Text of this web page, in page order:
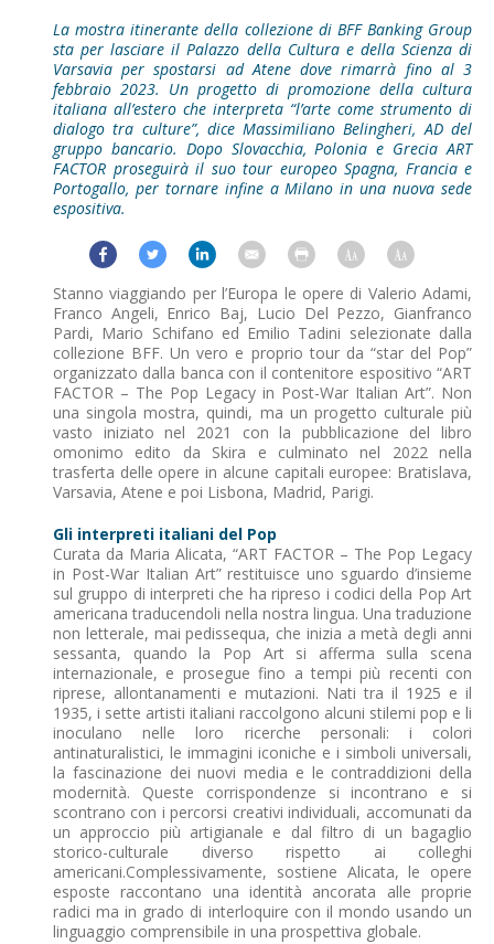
La mostra itinerante della collezione di BFF Banking Group
sta per lasciare il Palazzo della Cultura e della Scienza di
Varsavia per spostarsi ad Atene dove rimarrà fino al 3
febbraio 2023. Un progetto di promozione della cultura
italiana all’estero che interpreta “l’arte come strumento di
dialogo tra culture”, dice Massimiliano Belingheri, AD del
gruppo bancario. Dopo Slovacchia, Polonia e Grecia ART
FACTOR proseguirà il suo tour europeo Spagna, Francia e
Portogallo, per tornare infine a Milano in una nuova sede
espositiva.
Stanno viaggiando per l’Europa le opere di Valerio Adami,
Franco Angeli, Enrico Baj, Lucio Del Pezzo, Gianfranco
Pardi, Mario Schifano ed Emilio Tadini selezionate dalla
collezione BFF. Un vero e proprio tour da “star del Pop”
organizzato dalla banca con il contenitore espositivo “ART
FACTOR – The Pop Legacy in Post-War Italian Art”. Non
una singola mostra, quindi, ma un progetto culturale più
vasto iniziato nel 2021 con la pubblicazione del libro
omonimo edito da Skira e culminato nel 2022 nella
trasferta delle opere in alcune capitali europee: Bratislava,
Varsavia, Atene e poi Lisbona, Madrid, Parigi.
Gli interpreti italiani del Pop
Curata da Maria Alicata, “ART FACTOR – The Pop Legacy
in Post-War Italian Art” restituisce uno sguardo d’insieme
sul gruppo di interpreti che ha ripreso i codici della Pop Art
americana traducendoli nella nostra lingua. Una traduzione
non letterale, mai pedissequa, che inizia a metà degli anni
sessanta, quando la Pop Art si afferma sulla scena
internazionale, e prosegue fino a tempi più recenti con
riprese, allontanamenti e mutazioni. Nati tra il 1925 e il
1935, i sette artisti italiani raccolgono alcuni stilemi pop e li
inoculano nelle loro ricerche personali: i colori
antinaturalistici, le immagini iconiche e i simboli universali,
la fascinazione dei nuovi media e le contraddizioni della
modernità. Queste corrispondenze si incontrano e si
scontrano con i percorsi creativi individuali, accomunati da
un approccio più artigianale e dal filtro di un bagaglio
storico-culturale diverso rispetto ai colleghi
americani.Complessivamente, sostiene Alicata, le opere
esposte raccontano una identità ancorata alle proprie
radici ma in grado di interloquire con il mondo usando un
linguaggio comprensibile in una prospettiva globale.